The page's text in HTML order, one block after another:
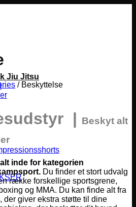
Jiu Jitsu
/Beskyttelse
| Beskyt alt
inde for kategorien
Du finder et stort udvalg
række forskellige sportsgrene,
og MMA. Du kan finde alt fra
der giver ekstra støtte til dine